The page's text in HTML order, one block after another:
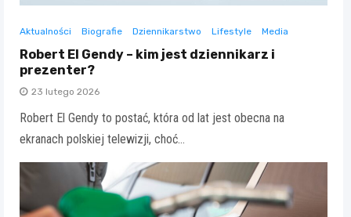
Aktualności Biografie Dziennikarstwo Lifestyle Media
Robert El Gendy – kim jest dziennikarz i
prezenter?
23 lutego 2026
Robert El Gendy to postać, która od lat jest obecna na
ekranach polskiej telewizji, choć…